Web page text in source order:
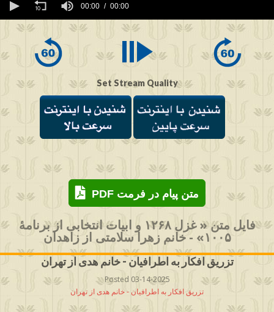
seconds
00:00 00:00
Set Stream Quality
PDF متن پیام در فرمت
فایل متن « غزل ۱۲۶۸ و ابیات انتخابی از برنامۀ
۱۰۰۵» - خانم زهرا سلامتی از زاهدان
تزریق افکار به اطرافیان - خانم هدی از تهران
Posted 03-14-2025
تزریق افکار به اطرافیان - خانم هدی از تهران